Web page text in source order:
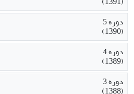
دوره 5
(1390)
دوره 4
(1389)
دوره 3
(1388)